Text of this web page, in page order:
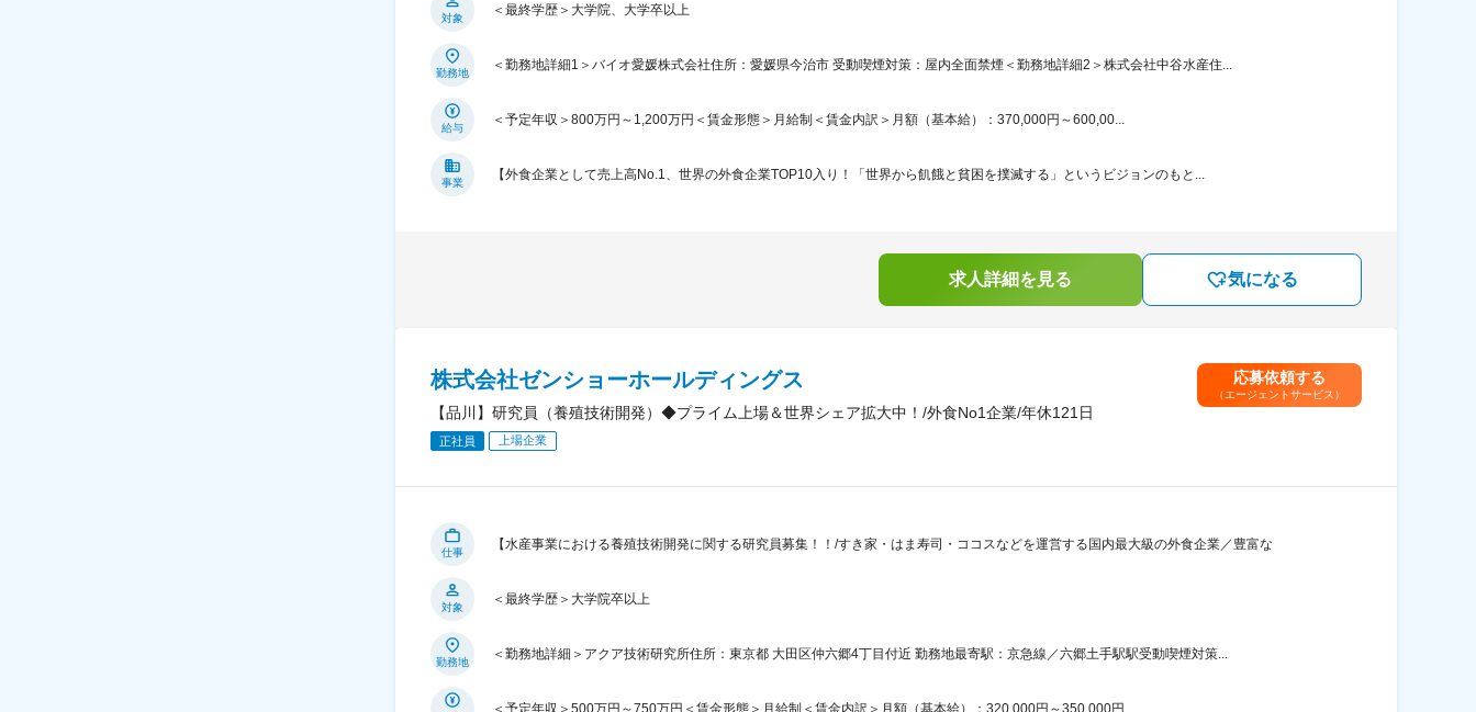
対象
＜最終学歴＞大学院、大学卒以上
勤務地
＜勤務地詳細1＞バイオ愛媛株式会社住所：愛媛県今治市 受動喫煙対策：屋内全面禁煙＜勤務地詳細2＞株式会社中谷水産住...
給与
＜予定年収＞800万円～1,200万円＜賃金形態＞月給制＜賃金内訳＞月額（基本給）：370,000円～600,00...
事業
【外食企業として売上高No.1、世界の外食企業TOP10入り！「世界から飢餓と貧困を撲滅する」というビジョンのもと...
求人詳細を見る 気になる
株式会社ゼンショーホールディングス
【品川】研究員（養殖技術開発）◆プライム上場＆世界シェア拡大中！/外食No1企業/年休121日
正社員 上場企業
応募依頼する
（エージェントサービス）
仕事
【水産事業における養殖技術開発に関する研究員募集！！/すき家・はま寿司・ココスなどを運営する国内最大級の外食企業／豊富な
対象
＜最終学歴＞大学院卒以上
勤務地
＜勤務地詳細＞アクア技術研究所住所：東京都 大田区仲六郷4丁目付近 勤務地最寄駅：京急線／六郷土手駅駅受動喫煙対策...
＜予定年収＞500万円～750万円＜賃金形態＞月給制＜賃金内訳＞月額（基本給）：320,000円～350,000円...